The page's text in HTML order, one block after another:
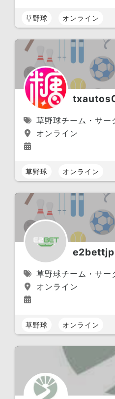
草野球 オンライン
草野球チーム・サー
オンライン
草野球 オンライン
草野球チーム・サー
オンライン
草野球 オンライン